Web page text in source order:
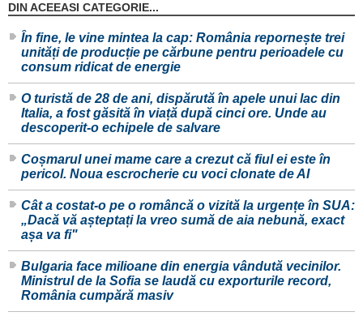
DIN ACEEASI CATEGORIE...
În fine, le vine mintea la cap: România repornește trei
unități de producție pe cărbune pentru perioadele cu
consum ridicat de energie
O turistă de 28 de ani, dispărută în apele unui lac din
Italia, a fost găsită în viață după cinci ore. Unde au
descoperit-o echipele de salvare
Coșmarul unei mame care a crezut că fiul ei este în
pericol. Noua escrocherie cu voci clonate de AI
Cât a costat-o pe o româncă o vizită la urgențe în SUA:
„Dacă vă așteptați la vreo sumă de aia nebună, exact
așa va fi"
Bulgaria face milioane din energia vândută vecinilor.
Ministrul de la Sofia se laudă cu exporturile record,
România cumpără masiv